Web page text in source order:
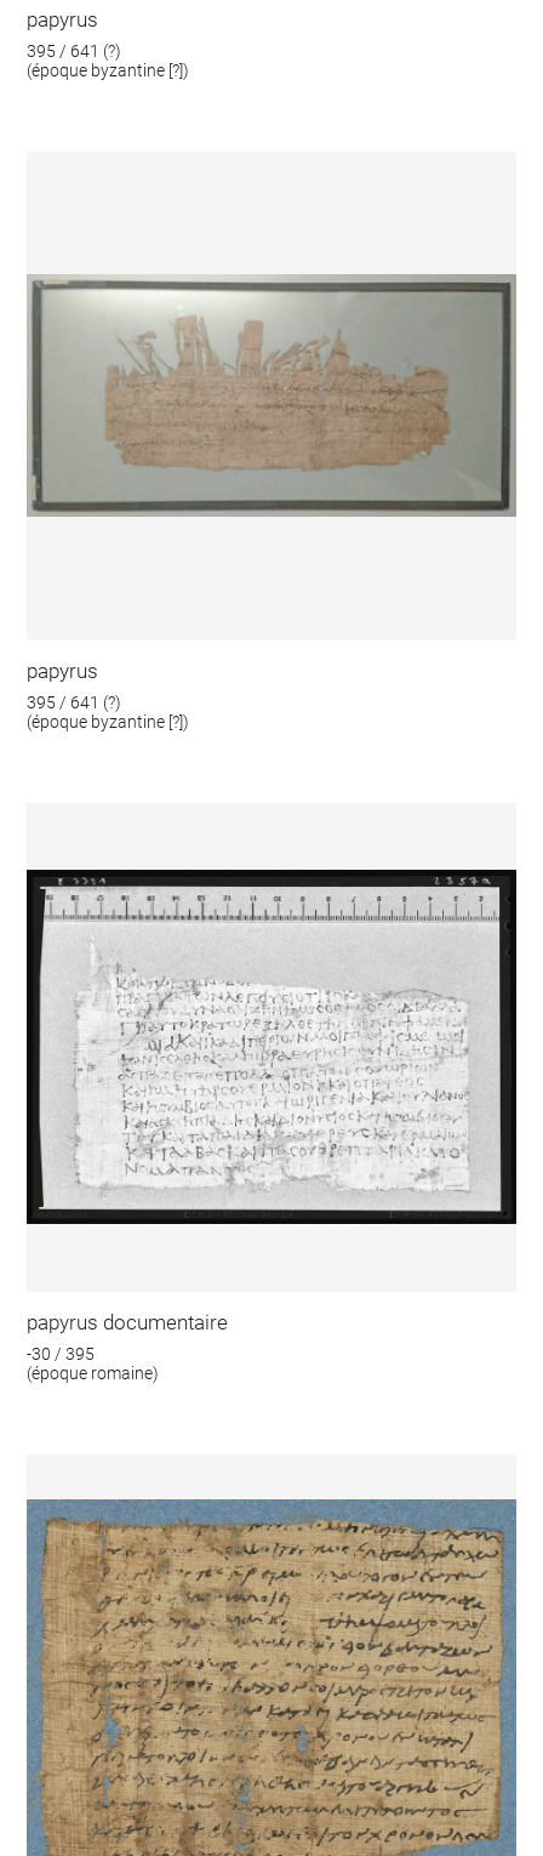
papyrus
395 / 641 (?)
(époque byzantine [?])
papyrus
395 / 641 (?)
(époque byzantine [?])
papyrus documentaire
-30 / 395
(époque romaine)